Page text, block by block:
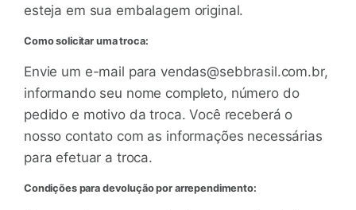
esteja em sua embalagem original.
Como solicitar uma troca:
Envie um e-mail para vendas@sebbrasil.com.br,
informando seu nome completo, número do
pedido e motivo da troca. Você receberá o
nosso contato com as informações necessárias
para efetuar a troca.
Condições para devolução por arrependimento: